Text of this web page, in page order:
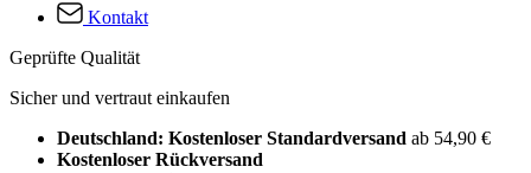
Kontakt
Geprüfte Qualität
Sicher und vertraut einkaufen
Deutschland: Kostenloser Standardversand ab 54,90 €
Kostenloser Rückversand